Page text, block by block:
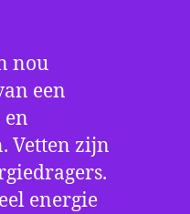
nou
een
en
Vetten zijn
energie